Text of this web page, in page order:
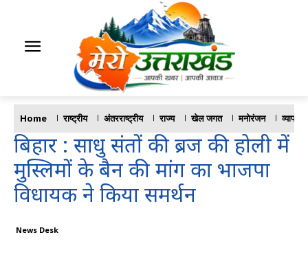
Home राष्ट्रीय अंतरराष्ट्रीय राज्य खेल जगत मनोरंजन व्यापार
बिहार : साधु संतों की ब्रज की होली में
मुस्लिमों के बैन की मांग का भाजपा
विधायक ने किया समर्थन
News Desk